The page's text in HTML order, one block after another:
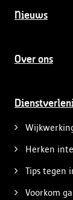
Nieuws
Over ons
Herken
Tips tegen
Voorkom